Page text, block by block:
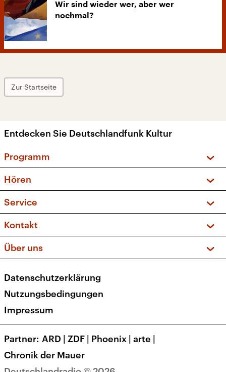
Wir sind wieder wer, aber wer
nochmal?
Zur Startseite
Entdecken Sie Deutschlandfunk Kultur
Programm
Sendungen und Podcasts
Musikliste
Kakadu – Das Kinderprogramm
Hören
Frequenzen (UKW + DAB+)
Service
FAQ
Apps
Newsletter
Veranstaltungen
Kontakt
Social Media
Über uns
Presse
Karriere
Transparenz
Datenschutzerklärung
Nutzungsbedingungen
Impressum
Partner ARD | ZDF | Phoenix | arte |
Chronik der Mauer